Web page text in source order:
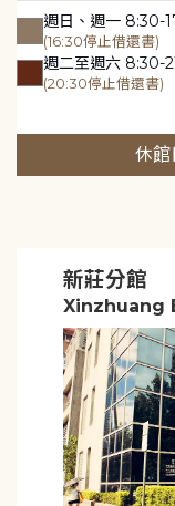
週日、週一 8:30-
(16:30停止借還書)
週二至週六 8:30-
(20:30停止借還書)
休館
新莊分館
Xinzhuang